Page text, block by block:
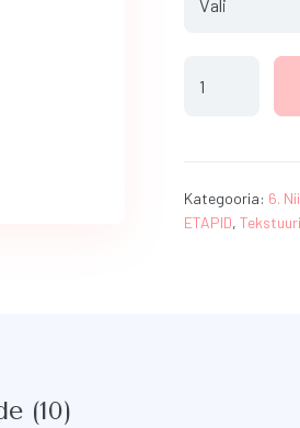
Me
koostisega
näokreem
Kategooria: 6.
ETAPID,
(10)